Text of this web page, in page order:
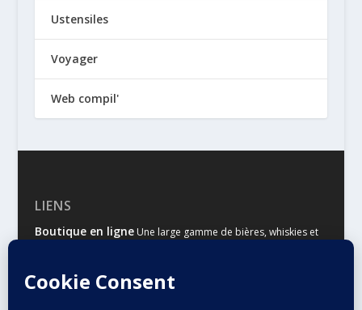
Ustensiles
Voyager
Web compil'
LIENS
Boutique en ligneUne large gamme de bières, whiskies et
Malts & HoublonsLe site d’information des amateurs de